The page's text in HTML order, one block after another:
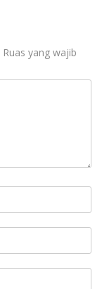
Ruas yang wajib